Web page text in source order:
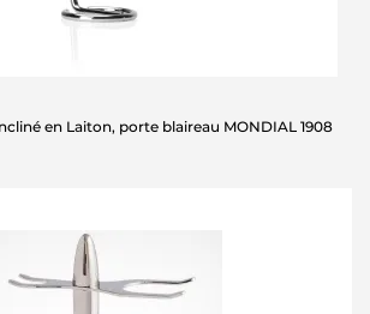
en Laiton, porte blaireau MONDIAL 1908